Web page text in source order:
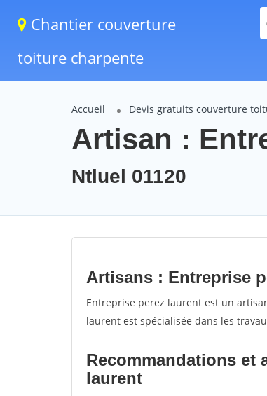
Chantier couverture
toiture charpente
Accueil Devis gratuits couverture
Artisan :
Ntluel 01120
Artisans : Entreprise
Entreprise perez laurent est un
laurent est spécialisée dans les
Recommandations et
laurent